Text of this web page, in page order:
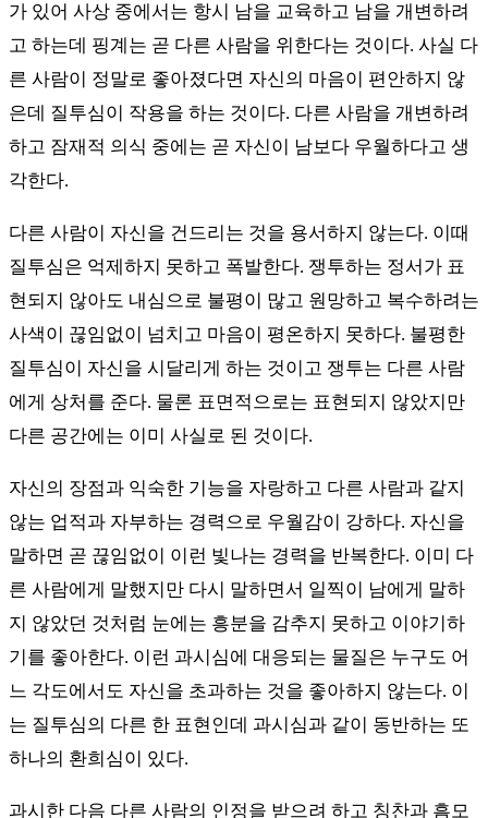
가 있어 사상 중에서는 항시 남을 교육하고 남을 개변하려
고 하는데 핑계는 곧 다른 사람을 위한다는 것이다. 사실 다
른 사람이 정말로 좋아졌다면 자신의 마음이 편안하지 않
은데 질투심이 작용을 하는 것이다. 다른 사람을 개변하려
하고 잠재적 의식 중에는 곧 자신이 남보다 우월하다고 생
각한다.
다른 사람이 자신을 건드리는 것을 용서하지 않는다. 이때
질투심은 억제하지 못하고 폭발한다. 쟁투하는 정서가 표
현되지 않아도 내심으로 불평이 많고 원망하고 복수하려는
사색이 끊임없이 넘치고 마음이 평온하지 못하다. 불평한
질투심이 자신을 시달리게 하는 것이고 쟁투는 다른 사람
에게 상처를 준다. 물론 표면적으로는 표현되지 않았지만
다른 공간에는 이미 사실로 된 것이다.
자신의 장점과 익숙한 기능을 자랑하고 다른 사람과 같지
않는 업적과 자부하는 경력으로 우월감이 강하다. 자신을
말하면 곧 끊임없이 이런 빛나는 경력을 반복한다. 이미 다
른 사람에게 말했지만 다시 말하면서 일찍이 남에게 말하
지 않았던 것처럼 눈에는 흥분을 감추지 못하고 이야기하
기를 좋아한다. 이런 과시심에 대응되는 물질은 누구도 어
느 각도에서도 자신을 초과하는 것을 좋아하지 않는다. 이
는 질투심의 다른 한 표현인데 과시심과 같이 동반하는 또
하나의 환희심이 있다.
과시한 다음 다른 사람의 인정을 받으려 하고 칭찬과 흠모